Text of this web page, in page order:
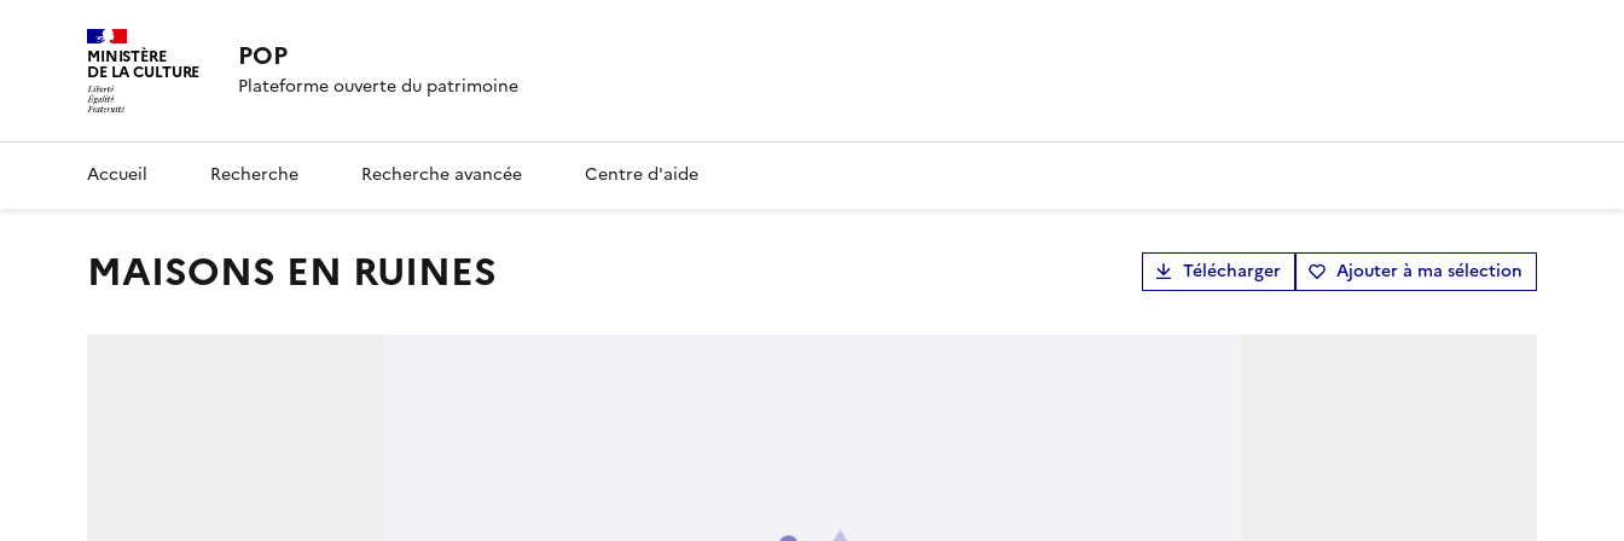
MINISTÈRE
DE LA CULTURE POP
Plateforme ouverte du patrimoine
Accueil Recherche Recherche avancée Centre d'aide
MAISONS EN RUINES Télécharger Ajouter à ma sélection